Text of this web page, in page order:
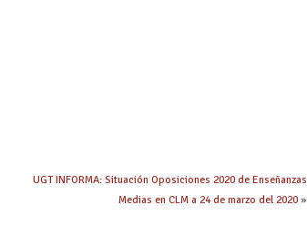
UGT INFORMA: Situación Oposiciones 2020 de Enseñanzas
Medias en CLM a 24 de marzo del 2020 »